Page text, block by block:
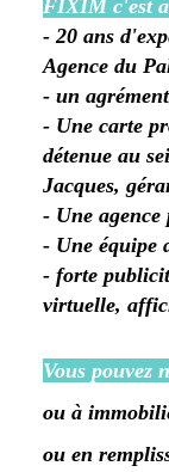
FIXIM c'est
- 20 ans
Agence du
- un
- Une carte
détenue au
Jacques,
- Une
- Une équipe
- forte
virtuelle,
Vous pouvez
ou à
ou en